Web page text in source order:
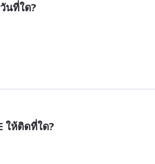
นที่ใด?
ให้ติดที่ใด?